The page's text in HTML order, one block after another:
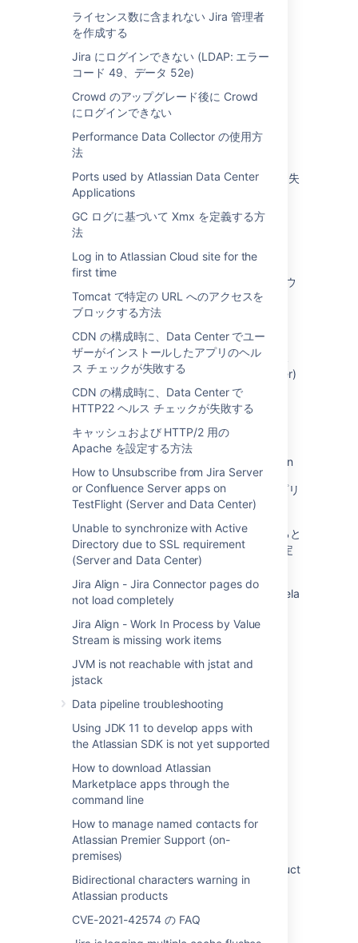
ライセンス数に含まれない Jira 管理者
を作成する
Jira にログインできない (LDAP: エラー
コード 49、データ 52e)
Crowd のアップグレード後に Crowd
にログインできない
Performance Data Collector の使用方
法
Ports used by Atlassian Data Center
Applications
GC ログに基づいて Xmx を定義する方
法
Log in to Atlassian Cloud site for the
first time
Tomcat で特定の URL へのアクセスを
ブロックする方法
CDN の構成時に、Data Center でユー
ザーがインストールしたアプリのヘル
ス チェックが失敗する
CDN の構成時に、Data Center で
HTTP22 ヘルス チェックが失敗する
キャッシュおよび HTTP/2 用の
Apache を設定する方法
How to Unsubscribe from Jira Server
or Confluence Server apps on
TestFlight (Server and Data Center)
Unable to synchronize with Active
Directory due to SSL requirement
(Server and Data Center)
Jira Align - Jira Connector pages do
not load completely
Jira Align - Work In Process by Value
Stream is missing work items
JVM is not reachable with jstat and
jstack
Data pipeline troubleshooting
Using JDK 11 to develop apps with
the Atlassian SDK is not yet supported
How to download Atlassian
Marketplace apps through the
command line
How to manage named contacts for
Atlassian Premier Support (on-
premises)
Bidirectional characters warning in
Atlassian products
CVE-2021-42574 の FAQ
JAGS
java.io.IOException: Map fail
Log Analyzer fails to scan logs from the UI
(Jira/Confluence Server and Data Center)
ORA-04031 unable to allocate X bytes of
shared memory when starting application
無効な SAML 応答の受信: シグネチャの検証に失
敗しました。SAML 応答は拒否されました。
Running Atlassian products on Docker might
fail during startup because of Docker Engine
version
サーバー製品からクラウド製品への移行: クラウ
ド製品で利用できる、移行パスを利用可能な
Atlassian Marketplace アプリ
SSO/SAML login fails with "Received invalid
SAML response: Timing issues (please check
your clock settings)" (Server and Data Center)
Support requests from the Support Tools
Plugin take a very long time to hit
support.atlassian.com
Test disk access speed for a Java application
Data Center インスタンスで DC 非互換のアプリ
を使用する
サードパーティの認証システムを使用していると
きに、アイドル時にユーザー セッションが想定
より早く終了する
Wrong time zone values for Caracas Venezuela
Cross-Product Plugin (Glossary Entry)
The Product Discovery handbook
Products
What is Jira Product Discovery?
Interpreting cross-product metrics for in-
product diagnostics
Interpreting Jira-specific metrics for in-product
diagnostics
About the Atlassian RefApp